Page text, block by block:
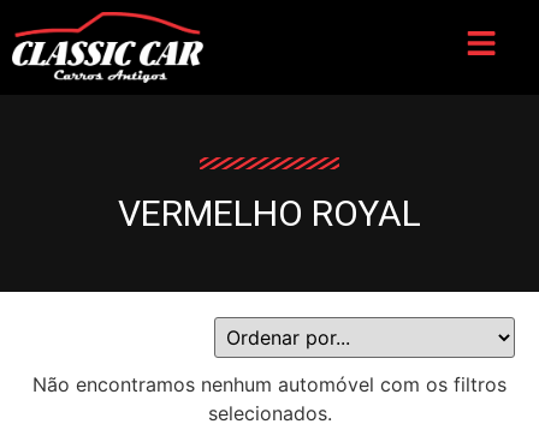
VERMELHO ROYAL
Não encontramos nenhum automóvel com os filtros
selecionados.